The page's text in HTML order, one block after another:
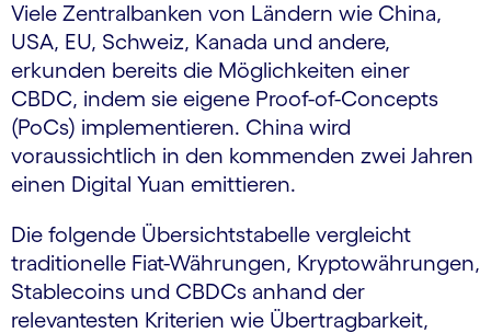
Viele Zentralbanken von Ländern wie China,
USA, EU, Schweiz, Kanada und andere,
erkunden bereits die Möglichkeiten einer
CBDC, indem sie eigene Proof-of-Concepts
(PoCs) implementieren. China wird
voraussichtlich in den kommenden zwei Jahren
einen Digital Yuan emittieren.
Die folgende Übersichtstabelle vergleicht
traditionelle Fiat-Währungen, Kryptowährungen,
Stablecoins und CBDCs anhand der
relevantesten Kriterien wie Übertragbarkeit,